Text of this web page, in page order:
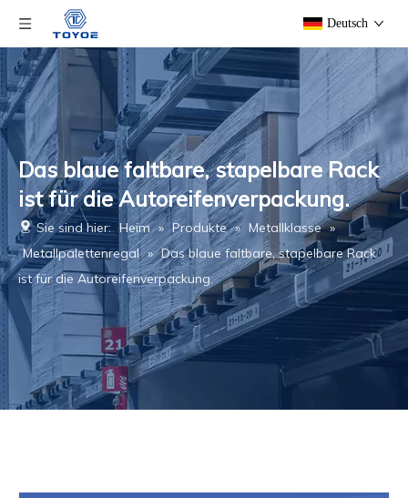
Deutsch
Das blaue faltbare, stapelbare Rack
ist für die Autoreifenverpackung.
Sie sind hier: Heim » Produkte » Metallklasse »
Metallpalettenregal » Das blaue faltbare, stapelbare Rack
ist für die Autoreifenverpackung.